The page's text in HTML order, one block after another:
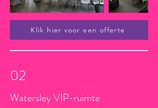
Klik hier voor een offerte
02
Watersley VIP-ruimte